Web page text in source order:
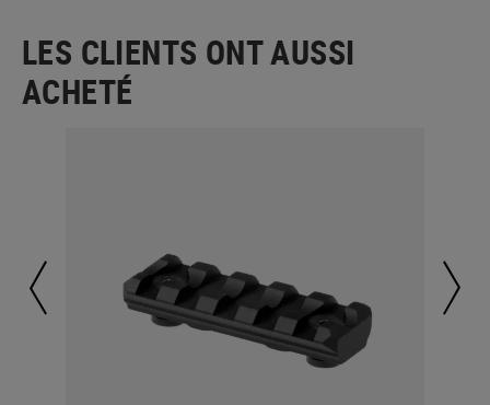
LES CLIENTS ONT AUSSI
ACHETÉ